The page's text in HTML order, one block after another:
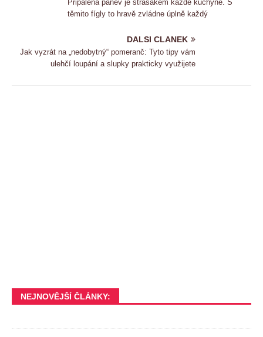
Připálená pánev je strašákem každé kuchyně. S
těmito fígly to hravě zvládne úplně každý
DALSI CLANEK
Jak vyzrát na „nedobytný“ pomeranč: Tyto tipy vám
ulehčí loupání a slupky prakticky využijete
NEJNOVĚJŠÍ ČLÁNKY: